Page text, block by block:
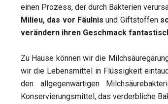
einen Prozess, der durch Bakterien
Milieu, das vor Fäulnis und Giftstoffen
verändern ihren Geschmack
Zu Hause können wir die
wir die Lebensmittel in Flüssigkeit
den allgegenwärtigen
Konservierungsmittel, das verderbliche